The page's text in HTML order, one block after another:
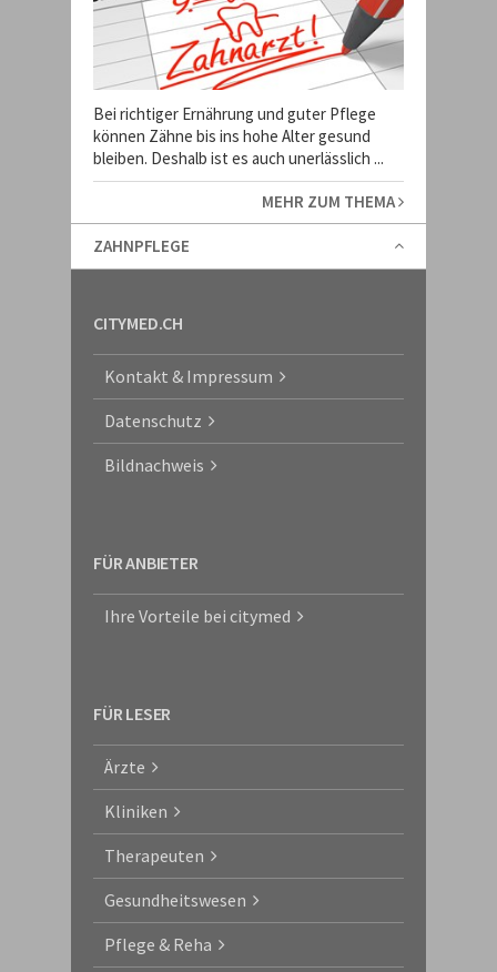
Bei richtiger Ernährung und guter Pflege
können Zähne bis ins hohe Alter gesund
bleiben. Deshalb ist es auch unerlässlich ...
MEHR ZUM THEMA
ZAHNPFLEGE
CITYMED.CH
Kontakt & Impressum
Datenschutz
Bildnachweis
FÜR ANBIETER
Ihre Vorteile bei citymed
FÜR LESER
Ärzte
Kliniken
Therapeuten
Gesundheitswesen
Pflege & Reha